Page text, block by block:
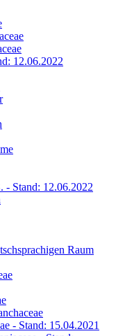
12.06.2022
- Stand: 12.06.2022
Raum
- Stand: 15.04.2021